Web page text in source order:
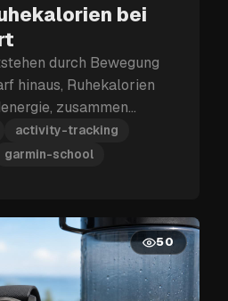
bei
durch Bewegung
hinaus, Ruhekalorien
zusammen
Gesamtkalorien.
activity-tracking
garmin-school
50